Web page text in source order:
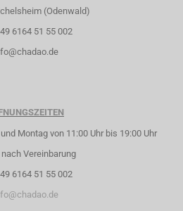
(Odenwald)
6164 51 55 002
Montag von 11:00 Uhr bis 19:00 Uhr
Vereinbarung
6164 51 55 002